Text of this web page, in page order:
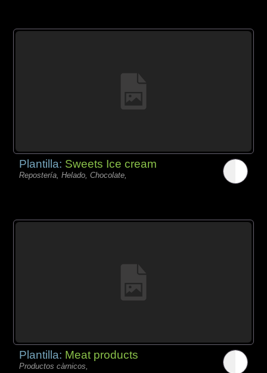
Plantilla: Sweets Ice cream
Repostería, Helado, Chocolate,
Plantilla: Meat products
Productos càrnicos,